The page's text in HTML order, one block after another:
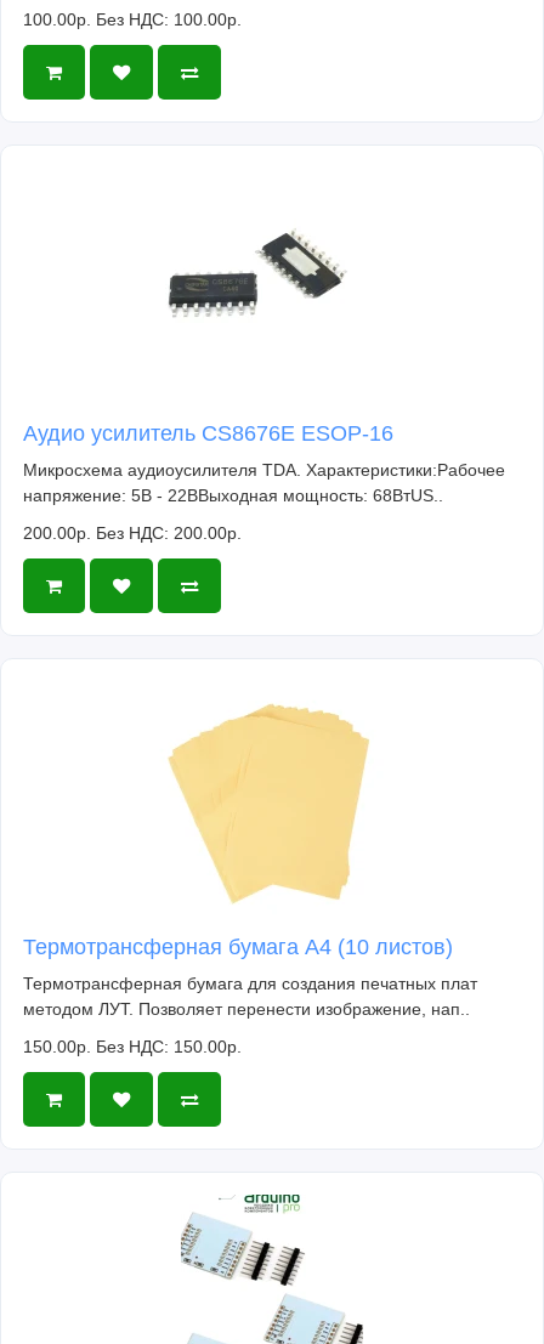
100.00р. Без НДС: 100.00р.
Аудио усилитель CS8676E ESOP-16
Микросхема аудиоусилителя TDA. Характеристики:Рабочее
напряжение: 5В - 22ВВыходная мощность: 68ВтUS..
200.00р. Без НДС: 200.00р.
Термотрансферная бумага А4 (10 листов)
Термотрансферная бумага для создания печатных плат
методом ЛУТ. Позволяет перенести изображение, нап..
150.00р. Без НДС: 150.00р.